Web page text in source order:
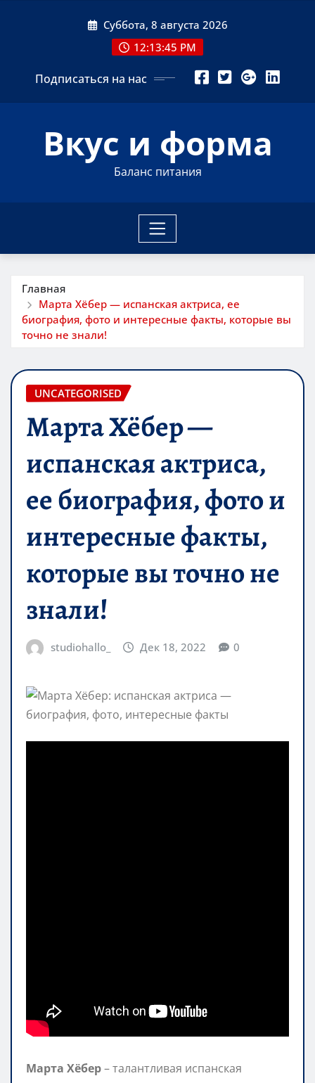
Суббота, 8 августа 2026
12:13:46 PM
Подписаться на нас
Вкус и форма
Баланс питания
Главная
Марта Хёбер — испанская актриса, ее
биография, фото и интересные факты, которые вы
точно не знали!
UNCATEGORISED
Марта Хёбер —
испанская актриса,
ее биография, фото и
интересные факты,
которые вы точно не
знали!
studiohallo_ Дек 18, 2022 0
Марта Хёбер– талантливая испанская